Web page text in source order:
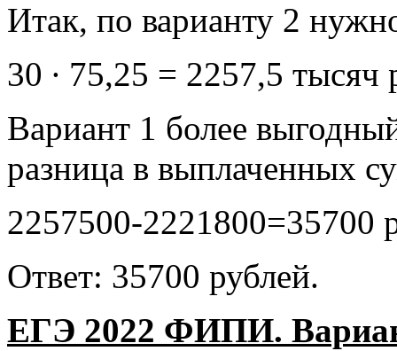
Итак, по варианту 2
30 ∙ 75,25 = 2257,5 тысяч
Вариант 1 более
разница в выплаченных
2257500-2221800=35700
Ответ: 35700 рублей.
ЕГЭ 2022 ФИПИ.